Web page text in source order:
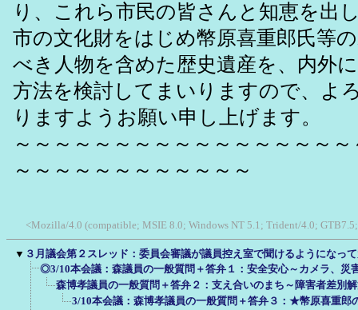
り、これら市民の皆さんと知恵を出
市の文化財をはじめ幣原喜重郎氏等
べき人物を含めた歴史遺産を、内外
方法を検討してまいりますので、よ
りますようお願い申し上げます。
～～～～～～～～～～～～～～～～
～～～～～～～～～～～～
<Mozilla/4.0 (compatible; MSIE 8.0; Windows NT 5.1; Trident/4.0;
▼ ３月議会第２スレッド：委員会審議が議員控え室で聞けるようになっ
◎3/10本会議：森議員の一般質問＋答弁１：安全安心～カメラ、災
森博孝議員の一般質問＋答弁２：支え合いのまち～障害者差別
3/10本会議：森博孝議員の一般質問＋答弁３：★幣原喜重郎